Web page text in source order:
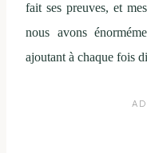
fait ses preuves, et
nous avons
ajoutant à chaque fois